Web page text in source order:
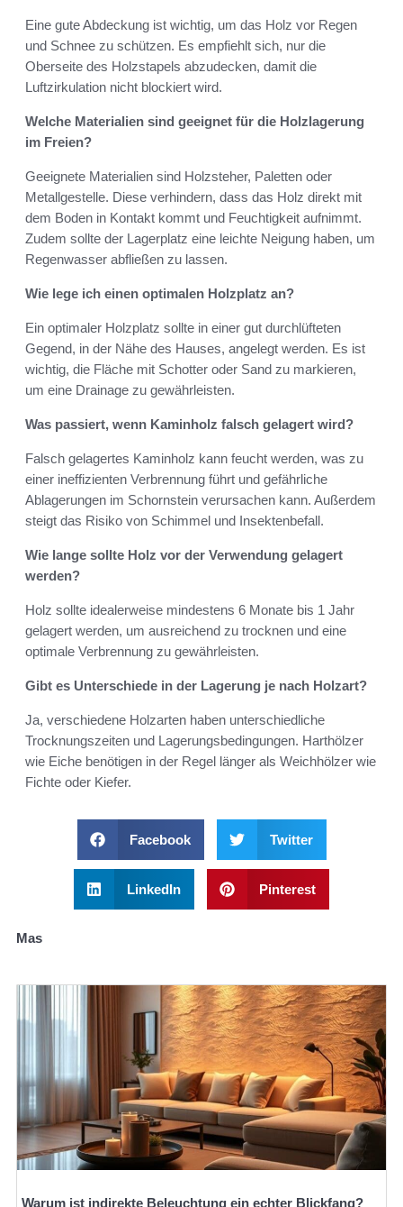
Eine gute Abdeckung ist wichtig, um das Holz vor Regen
und Schnee zu schützen. Es empfiehlt sich, nur die
Oberseite des Holzstapels abzudecken, damit die
Luftzirkulation nicht blockiert wird.
Welche Materialien sind geeignet für die Holzlagerung
im Freien?
Geeignete Materialien sind Holzsteher, Paletten oder
Metallgestelle. Diese verhindern, dass das Holz direkt mit
dem Boden in Kontakt kommt und Feuchtigkeit aufnimmt.
Zudem sollte der Lagerplatz eine leichte Neigung haben, um
Regenwasser abfließen zu lassen.
Wie lege ich einen optimalen Holzplatz an?
Ein optimaler Holzplatz sollte in einer gut durchlüfteten
Gegend, in der Nähe des Hauses, angelegt werden. Es ist
wichtig, die Fläche mit Schotter oder Sand zu markieren,
um eine Drainage zu gewährleisten.
Was passiert, wenn Kaminholz falsch gelagert wird?
Falsch gelagertes Kaminholz kann feucht werden, was zu
einer ineffizienten Verbrennung führt und gefährliche
Ablagerungen im Schornstein verursachen kann. Außerdem
steigt das Risiko von Schimmel und Insektenbefall.
Wie lange sollte Holz vor der Verwendung gelagert
werden?
Holz sollte idealerweise mindestens 6 Monate bis 1 Jahr
gelagert werden, um ausreichend zu trocknen und eine
optimale Verbrennung zu gewährleisten.
Gibt es Unterschiede in der Lagerung je nach Holzart?
Ja, verschiedene Holzarten haben unterschiedliche
Trocknungszeiten und Lagerungsbedingungen. Harthölzer
wie Eiche benötigen in der Regel länger als Weichhölzer wie
Fichte oder Kiefer.
Facebook Twitter
LinkedIn Pinterest
Mas
Warum ist indirekte Beleuchtung ein echter Blickfang?